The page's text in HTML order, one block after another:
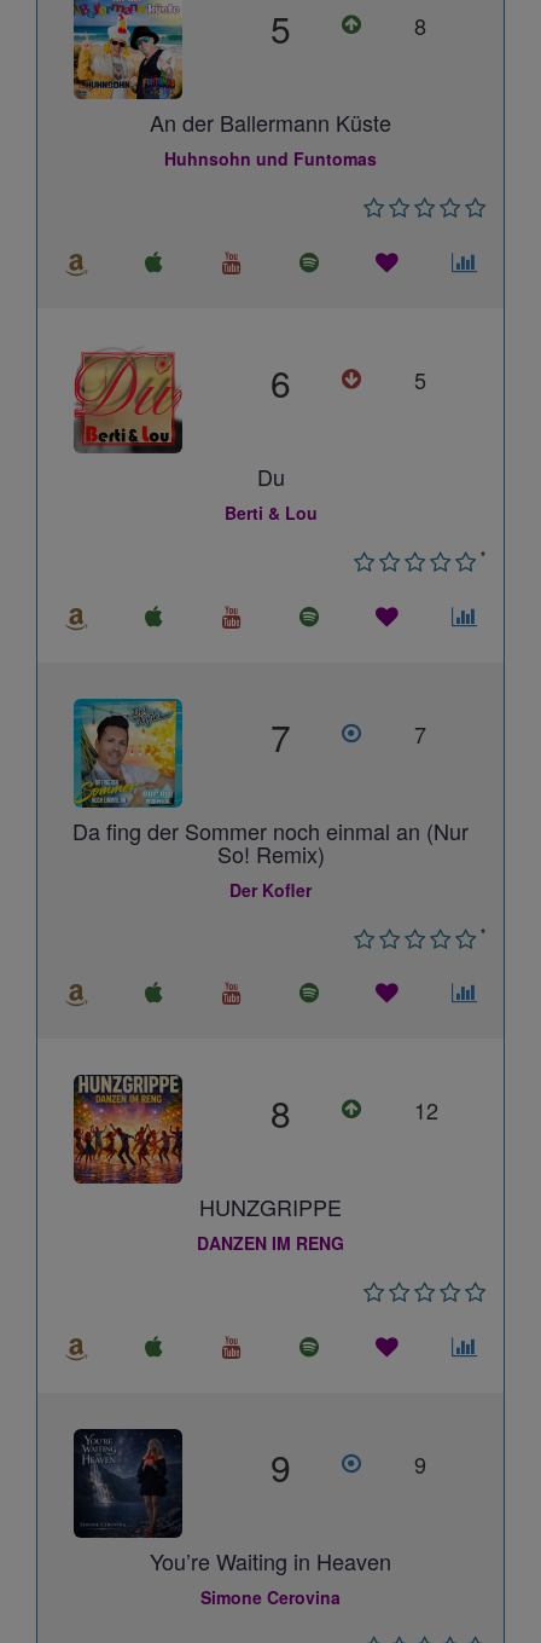
5 8
An der Ballermann Küste
Huhnsohn und Funtomas
6 5
Du
Berti & Lou
*
7 7
Da fing der Sommer noch einmal an (Nur
So! Remix)
Der Kofler
*
8 12
HUNZGRIPPE
DANZEN IM RENG
9 9
You’re Waiting in Heaven
Simone Cerovina